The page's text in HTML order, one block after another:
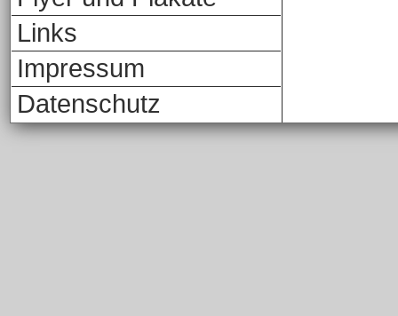
Links
Impressum
Datenschutz